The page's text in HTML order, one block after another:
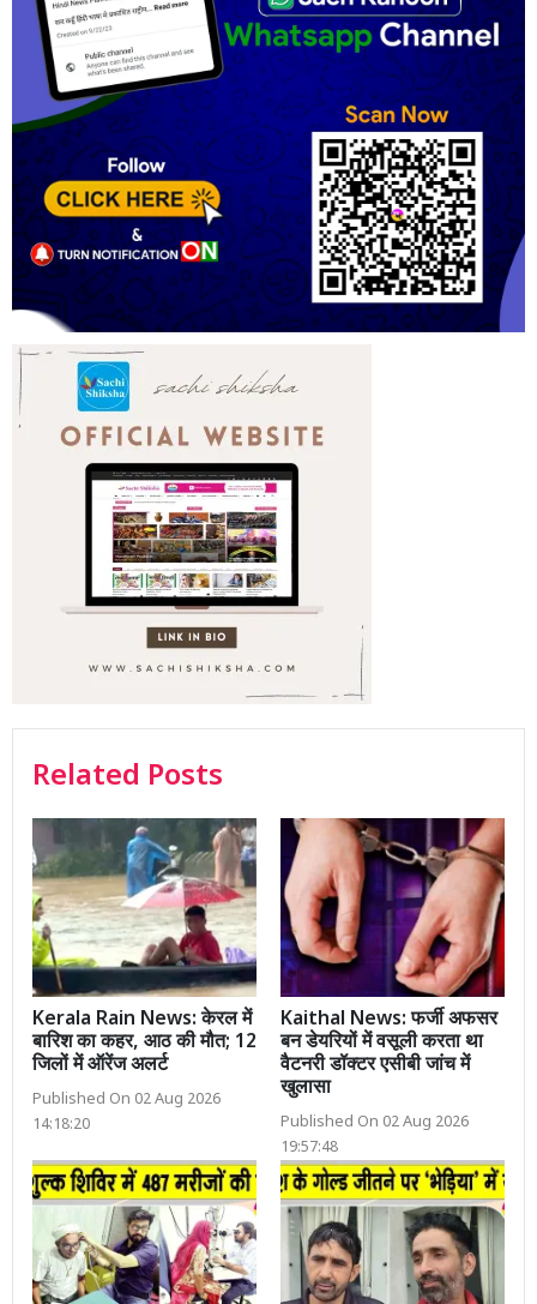
Related Posts
Kerala Rain News: केरल में
बारिश का कहर, आठ की मौत; 12
जिलों में ऑरेंज अलर्ट
Published On 02 Aug 2026
14:18:20
Kaithal News: फर्जी अफसर
बन डेयरियों में वसूली करता था
वैटनरी डॉक्टर एसीबी जांच में
खुलासा
Published On 02 Aug 2026
19:57:48